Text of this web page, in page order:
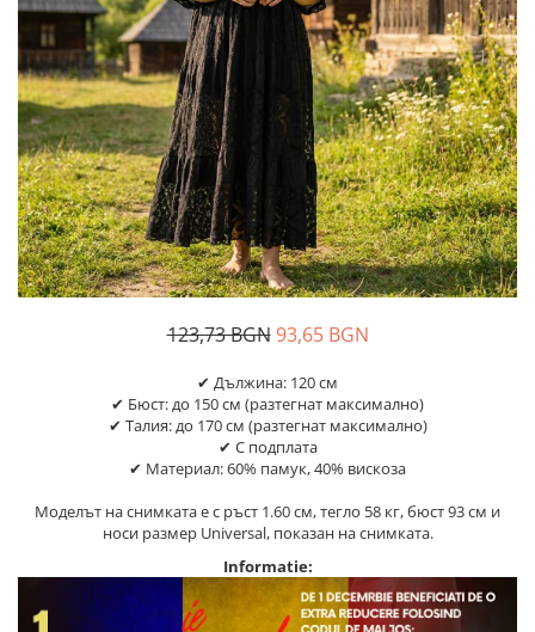
Дамски панталони
Дамски пуловери
Дамски сака
Дамски спортни комплекти
Дамски тениски
Дамски якета
Жилетка
Поли
Пояси за момчета
123,73 BGN 93,65 BGN
✔ Дължина: 120 см
✔ Бюст: до 150 см (разтегнат максимално)
✔ Талия: до 170 см (разтегнат максимално)
✔ С подплата
✔ Материал: 60% памук, 40% вискоза
Моделът на снимката е с ръст 1.60 см, тегло 58 кг, бюст 93 см и
носи размер Universal, показан на снимката.
Informatie: